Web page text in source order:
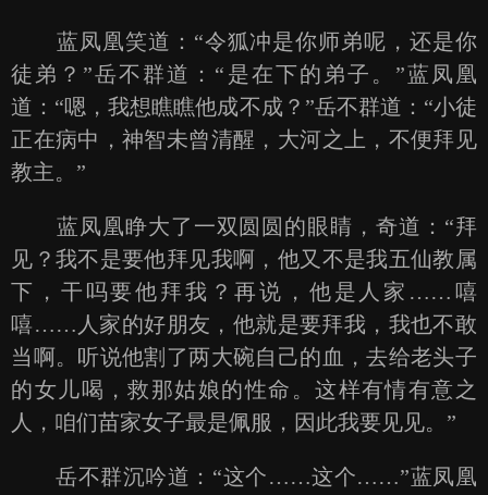
蓝凤凰笑道：“令狐冲是你师弟呢，还是你
徒弟？”岳不群道：“是在下的弟子。”蓝凤凰
道：“嗯，我想瞧瞧他成不成？”岳不群道：“小徒
正在病中，神智未曾清醒，大河之上，不便拜见
教主。”
蓝凤凰睁大了一双圆圆的眼睛，奇道：“拜
见？我不是要他拜见我啊，他又不是我五仙教属
下，干吗要他拜我？再说，他是人家……嘻
嘻……人家的好朋友，他就是要拜我，我也不敢
当啊。听说他割了两大碗自己的血，去给老头子
的女儿喝，救那姑娘的性命。这样有情有意之
人，咱们苗家女子最是佩服，因此我要见见。”
岳不群沉吟道：“这个……这个……”蓝凤凰